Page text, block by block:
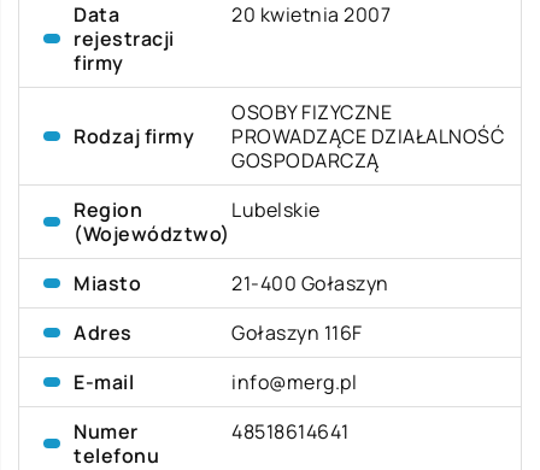
Data
rejestracji
firmy
20 kwietnia 2007
Rodzaj firmy
OSOBY FIZYCZNE
PROWADZĄCE DZIAŁALNOŚĆ
GOSPODARCZĄ
Region
(Województwo)
Lubelskie
Miasto
21-400 Gołaszyn
Adres
Gołaszyn 116F
E-mail
info@merg.pl
Numer
telefonu
48518614641